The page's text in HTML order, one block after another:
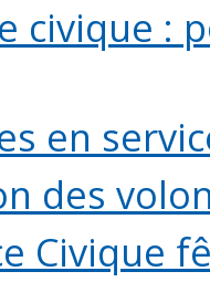
civique :
en
des
Civique